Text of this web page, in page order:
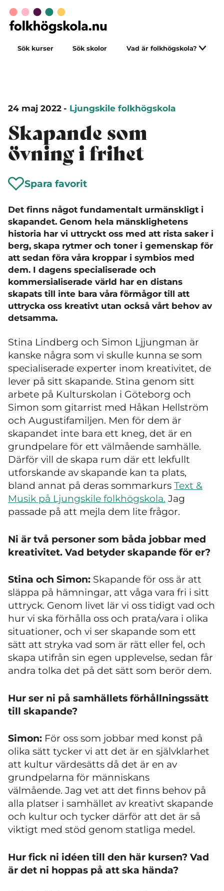
Sök kurser Sök skolor Vad är folkhögskola?
24 maj 2022 - Ljungskile folkhögskola
Skapande som
övning i frihet
Spara favorit
Det finns något fundamentalt urmänskligt i
skapandet. Genom hela mänsklighetens
historia har vi uttryckt oss med att rista saker i
berg, skapa rytmer och toner i gemenskap för
att sedan föra våra kroppar i symbios med
dem. I dagens specialiserade och
kommersialiserade värld har en distans
skapats till inte bara våra förmågor till att
uttrycka oss kreativt utan också vårt behov av
detsamma.
Stina Lindberg och Simon Ljjungman är
kanske några som vi skulle kunna se som
specialiserade experter inom kreativitet, de
lever på sitt skapande. Stina genom sitt
arbete på Kulturskolan i Göteborg och
Simon som gitarrist med Håkan Hellström
och Augustifamiljen. Men för dem är
skapandet inte bara ett kneg, det är en
grundpelare för ett välmående samhälle.
Därför vill de skapa rum där ett lekfullt
utforskande av skapande kan ta plats,
bland annat på deras sommarkurs Text &
Musik på Ljungskile folkhögskola. Jag
passade på att mejla dem lite frågor.
Ni är två personer som båda jobbar med
kreativitet. Vad betyder skapande för er?
Stina och Simon: Skapande för oss är att
släppa på hämningar, att våga vara fri i sitt
uttryck. Genom livet lär vi oss tidigt vad och
hur vi ska förhålla oss och prata/vara i olika
situationer, och vi ser skapande som ett
sätt att stryka vad som är rätt eller fel, och
skapa utifrån sin egen upplevelse, sedan får
andra tolka det på det sätt som berör dem.
Hur ser ni på samhällets förhållningssätt
till skapande?
Simon: För oss som jobbar med konst på
olika sätt tycker vi att det är en självklarhet
att kultur värdesätts då det är en av
grundpelarna för människans
välmående. Jag vet att det finns behov på
alla platser i samhället av kreativt skapande
och kultur och tycker därför att det är så
viktigt med stöd genom statliga medel.
Hur fick ni idéen till den här kursen? Vad
är det ni hoppas på att ska hända?